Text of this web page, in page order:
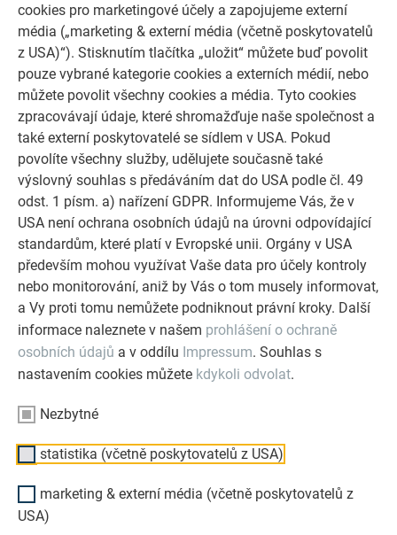
cookies pro marketingové účely a zapojujeme externí
média („marketing & externí média (včetně poskytovatelů
z USA)“). Stisknutím tlačítka „uložit“ můžete buď povolit
pouze vybrané kategorie cookies a externích médií, nebo
můžete povolit všechny cookies a média. Tyto cookies
zpracovávají údaje, které shromažďuje naše společnost a
také externí poskytovatelé se sídlem v USA. Pokud
povolíte všechny služby, udělujete současně také
výslovný souhlas s předáváním dat do USA podle čl. 49
odst. 1 písm. a) nařízení GDPR. Informujeme Vás, že v
USA není ochrana osobních údajů na úrovni odpovídající
standardům, které platí v Evropské unii. Orgány v USA
především mohou využívat Vaše data pro účely kontroly
nebo monitorování, aniž by Vás o tom musely informovat,
a Vy proti tomu nemůžete podniknout právní kroky. Další
informace naleznete v našem prohlášení o ochraně
osobních údajů a v oddílu Impressum. Souhlas s
nastavením cookies můžete kdykoli odvolat.
Nezbytné
statistika (včetně poskytovatelů z USA)
marketing & externí média (včetně poskytovatelů z
USA)
odolnými hliníkovými řešeními PREFA pro střechy,
solární systémy a fasády.
PROHLÉDNĚTE SI VÍCE REFERENCÍ
Navrhněte svůj dům (snů) pomocí PREFA online
konfigurátoru. Pro zajímavé ztvárnění střechy a fasády
si můžete vybírat z bohaté nabídky výrobků a barev.